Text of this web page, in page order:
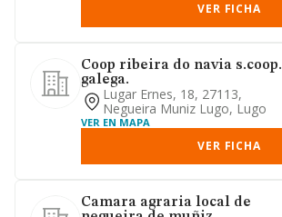
VER FICHA
Coop ribeira do navia s.coop.
galega.
Lugar Ernes, 18, 27113,
Negueira Muniz Lugo, Lugo
VER EN MAPA
VER FICHA
Camara agraria local de